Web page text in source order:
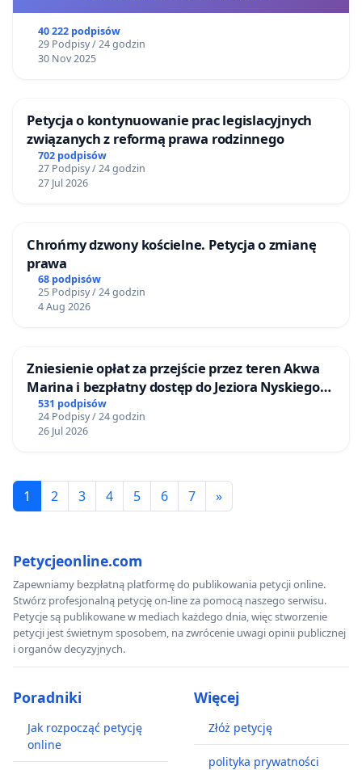
40 222 podpisów
29 Podpisy / 24 godzin
30 Nov 2025
Petycja o kontynuowanie prac legislacyjnych
związanych z reformą prawa rodzinnego
702 podpisów
27 Podpisy / 24 godzin
27 Jul 2026
Chrońmy dzwony kościelne. Petycja o zmianę
prawa
68 podpisów
25 Podpisy / 24 godzin
4 Aug 2026
Zniesienie opłat za przejście przez teren Akwa
Marina i bezpłatny dostęp do Jeziora Nyskiego
dla mieszkańców Gminy Nysa
531 podpisów
24 Podpisy / 24 godzin
26 Jul 2026
1 2 3 4 5 6 7 »
Petycjeonline.com
Zapewniamy bezpłatną platformę do publikowania petycji online.
Stwórz profesjonalną petycję on-line za pomocą naszego serwisu.
Petycje są publikowane w mediach każdego dnia, więc stworzenie
petycji jest świetnym sposobem, na zwrócenie uwagi opinii publicznej
i organów decyzyjnych.
Poradniki
Jak rozpocząć petycję
online
Więcej
Złóż petycję
polityka prywatności